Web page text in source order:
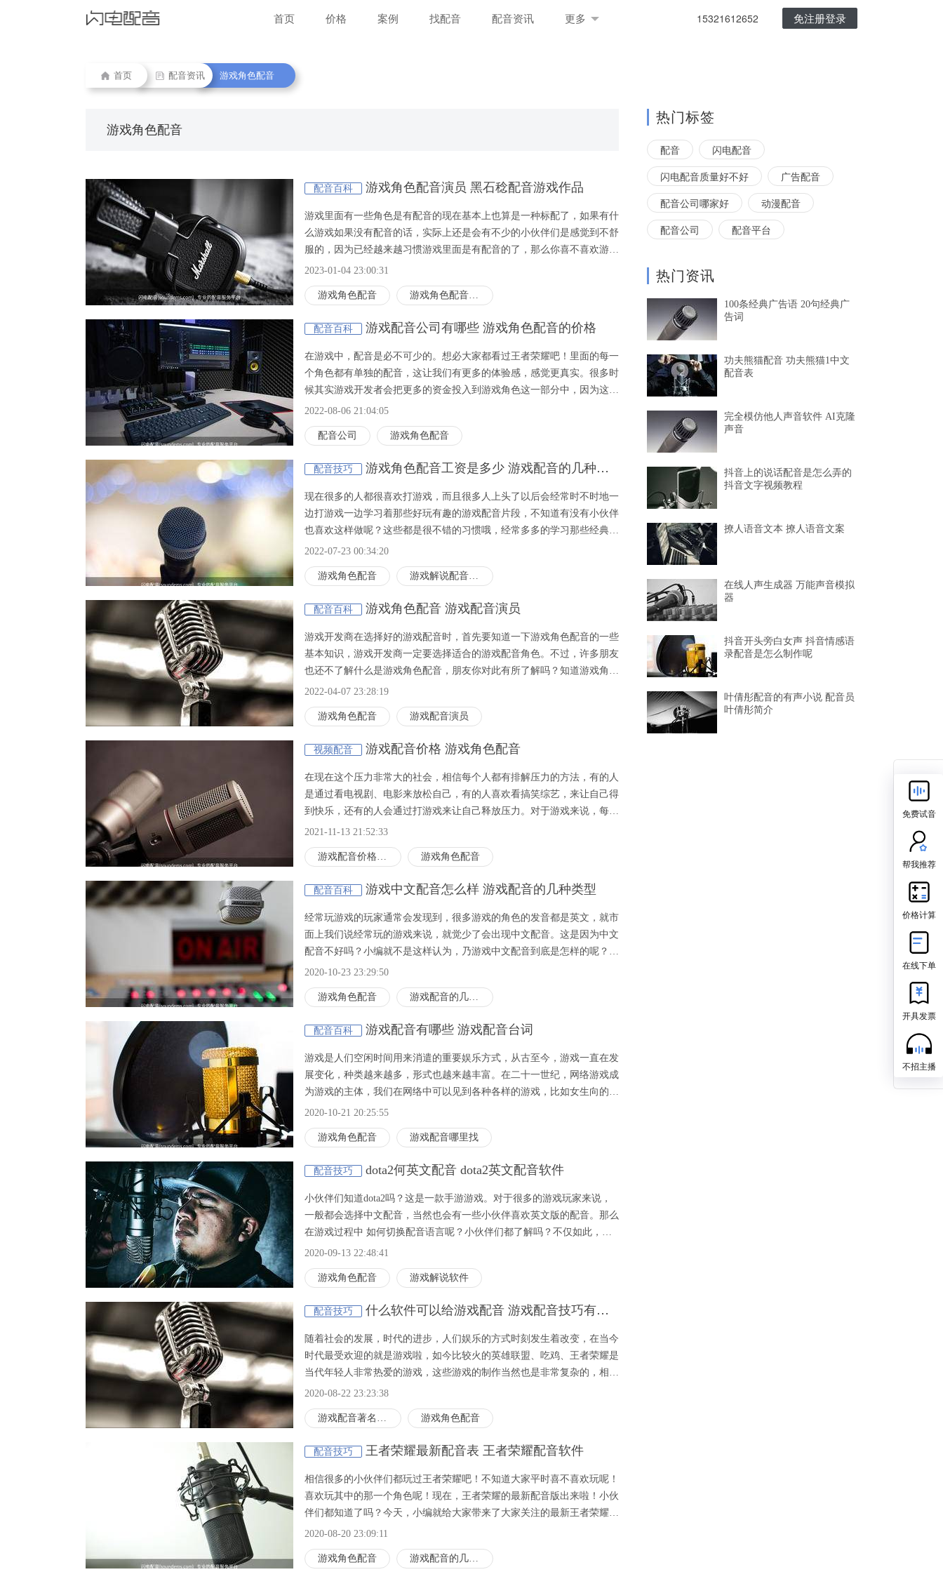
首页 价格 案例 找配音 配音资讯 更多 15321612652 免注册登录
首页 配音资讯 游戏角色配音
游戏角色配音
配音百科 游戏角色配音演员 黑石稔配音游戏作品
游戏里面有一些角色是有配音的现在基本上也算是一种标配了，如果有什
么游戏如果没有配音的话，实际上还是会有不少的小伙伴们是感觉到不舒
服的，因为已经越来越习惯游戏里面是有配音的了，那么你喜不喜欢游戏
里面有配音呢，小编个人的感受还是蛮喜欢我们的游戏里面的配音的呢，
我们今天要给大家介绍一下那些给我们的游戏角色配音的配音演员们，对
这方面感兴趣的小伙伴们就一起来看一看吧。
2023-01-04 23:00:31
游戏角色配音 游戏角色配音演员
配音百科 游戏配音公司有哪些 游戏角色配音的价格
在游戏中，配音是必不可少的。想必大家都看过王者荣耀吧！里面的每一
个角色都有单独的配音，这让我们有更多的体验感，感觉更真实。很多时
候其实游戏开发者会把更多的资金投入到游戏角色这一部分中，因为这是
不可或缺的一部分，也非常关键的。那今天闪电配音的小编就带大家一起
去看看游戏配音公司有哪些吧！游戏配音价格​高不高呢？游戏配音有哪些
风格呢？想了解的话，可以去闪电配音看看哦！
2022-08-06 21:04:05
配音公司 游戏角色配音
配音技巧 游戏角色配音工资是多少 游戏配音的几种类型
现在很多的人都很喜欢打游戏，而且很多人上头了以后会经常时不时地一
边打游戏一边学习着那些好玩有趣的游戏配音片段，不知道有没有小伙伴
也喜欢这样做呢？这些都是很不错的习惯哦，经常多多的学习那些经典优
秀地配音作品，这样就可以让自己的配音技能越来越熟练，如果想要让自
己的配音能力每天都会有长进的话，就要每一天都要好好的学习配音哦，
这样才会有进步呢。
2022-07-23 00:34:20
游戏角色配音 游戏解说配音价格
配音百科 游戏角色配音 游戏配音演员
游戏开发商在选择好的游戏配音时，首先要知道一下游戏角色配音的一些
基本知识，游戏开发商一定要选择适合的游戏配音角色。不过，许多朋友
也还不了解什么是游戏角色配音，朋友你对此有所了解吗？知道游戏角色
配音是什么吗？是怎么样子的吗？如果朋友们对此不太了解的话，现在就
跟着小编的步伐一起往下去看看游戏角色配音和游戏配音演员，以及网络
游戏角色配音的流程等的具体内容吧！
2022-04-07 23:28:19
游戏角色配音 游戏配音演员
视频配音 游戏配音价格 游戏角色配音
在现在这个压力非常大的社会，相信每个人都有排解压力的方法，有的人
是通过看电视剧、电影来放松自己，有的人喜欢看搞笑综艺，来让自己得
到快乐，还有的人会通过打游戏来让自己释放压力。对于游戏来说，每个
人玩的种类也不一样，有人喜欢玩开心消消乐，有人喜欢玩欢乐斗地主，
还有人喜欢玩王者荣耀英雄联盟等大型游戏。那么在玩王者荣耀时，经常
会在游戏开局听到“欢迎来到王者荣耀”，还有各种英雄的角色配音，那游
2021-11-13 21:52:33
游戏配音价格一般多少 游戏角色配音
配音百科 游戏中文配音怎么样 游戏配音的几种类型
经常玩游戏的玩家通常会发现到，很多游戏的角色的发音都是英文，就市
面上我们说经常玩的游戏来说，就觉少了会出现中文配音。这是因为中文
配音不好吗？小编就不是这样认为，乃游戏中文配音到底是怎样的呢？本
期内容，小编就为您带来对游戏中文配音的相关观点，并在接下来为您详
细介绍游戏配音的类型，还有一款可以为游戏配音的配音软件，那样我们
一起来了解一下吧！
2020-10-23 23:29:50
游戏角色配音 ​游戏配音的几种类型
配音百科 游戏配音有哪些 游戏配音台词
​游戏是人们空闲时间用来消遣的重要娱乐方式，从古至今，游戏一直在发
展变化，种类越来越多，形式也越来越丰富。在二十一世纪，网络游戏成
为游戏的主体，我们在网络中可以见到各种各样的游戏，比如女生向的化
妆类小游戏、经营类游戏，以及男生向的对抗类游戏、探险类游戏。从前
的游戏重视的是面对面的互动，如今的网络游戏是通过电子设备把来自天
南海北的人连接在一起，人们不必相见也可以一起欢乐。因为无法面对面
环。大家知道有哪些游戏配音工作室吗，知道游戏配音有哪些吗，今天小
编就来给大家讲讲游戏配音那些事儿吧！
2020-10-21 20:25:55
游戏角色配音 游戏配音哪里找
配音技巧 dota2何英文配音 dota2英文配音软件
​小伙伴们知道dota2吗？这是一款手游游戏。对于很多的游戏玩家来说，
一般都会选择中文配音，当然也会有一些小伙伴喜欢英文版的配音。那么
在游戏过程中 如何切换配音语言呢？小伙伴们都了解吗？不仅如此，有
很多的软件都是由多种语言的，小伙伴们可以点击开始面板找到呀！那么
就来一起和小编看看今天关于dota2的内容吧！希望大家能够有所收获
呀！
2020-09-13 22:48:41
游戏角色配音 游戏解说软件
配音技巧 什么软件可以给游戏配音 游戏配音技巧有哪些
随着社会的发展，时代的进步，人们娱乐的方式时刻发生着改变，在当今
时代最受欢迎的就是游戏啦，如今比较火的英雄联盟、吃鸡、王者荣耀是
当代年轻人非常热爱的游戏，这些游戏的制作当然也是非常复杂的，相信
玩过这类游戏的朋友们都知道，游戏中总会听到一些场景的摩挲声还有一
些人物角色独特的声音，让我们对游戏更加的亢奋。那么游戏配音软件
app下载方式有哪些？一起来随小编了解一下吧！
2020-08-22 23:23:38
游戏配音著名配音员 游戏角色配音
配音技巧 王者荣耀最新配音表 王者荣耀配音软件
相信很多的小伙伴们都玩过王者荣耀吧！不知道大家平时喜不喜欢玩呢！
喜欢玩其中的那一个角色呢！现在，王者荣耀的最新配音版出来啦！小伙
伴们都知道了吗？今天，小编就给大家带来了大家关注的最新王者荣耀的
配音表，感兴趣的小伙伴们一定不要错过呀！当然啦！一些关于游戏配音
的技巧方法也在今天的内容中，让我们快来一起看看吧！希望今天的内容
能够对大家有所帮助呀！
2020-08-20 23:09:11
游戏角色配音 ​游戏配音的几种类型
热门标签
配音
闪电配音
闪电配音质量好不好
广告配音
配音公司哪家好
动漫配音
配音公司
配音平台
热门资讯
100条经典广告语 20句经典广
告词
功夫熊猫配音 功夫熊猫1中文
配音表
完全模仿他人声音软件 AI克隆
声音
抖音上的说话配音是怎么弄的
抖音文字视频教程
撩人语音文本 撩人语音文案
在线人声生成器 万能声音模拟
器
抖音开头旁白女声 抖音情感语
录配音是怎么制作呢
叶倩彤配音的有声小说 配音员
叶倩彤简介
免费试音
帮我推荐
价格计算
在线下单
开具发票
不招主播